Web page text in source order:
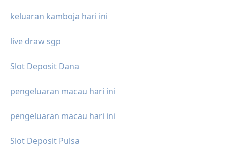
keluaran kamboja hari ini
live draw sgp
Slot Deposit Dana
pengeluaran macau hari ini
pengeluaran macau hari ini
Slot Deposit Pulsa